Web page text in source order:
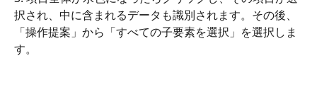
択され、中に含まれるデータも識別されます。その後、
「操作提案」から「すべての子要素を選択」を選択しま
す。